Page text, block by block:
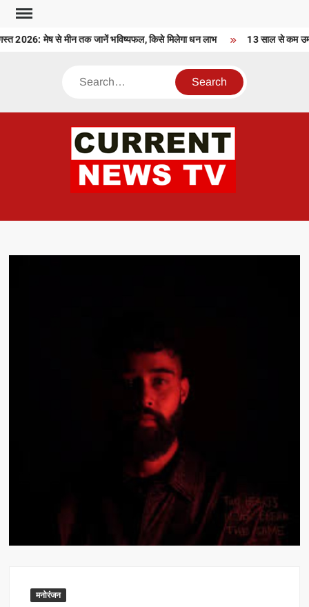
Skip
contentमेष से मीन तक जानें भविष्यफल, किसे मिलेगा धन लाभ 13 साल से कम
Search
मनोरंजन